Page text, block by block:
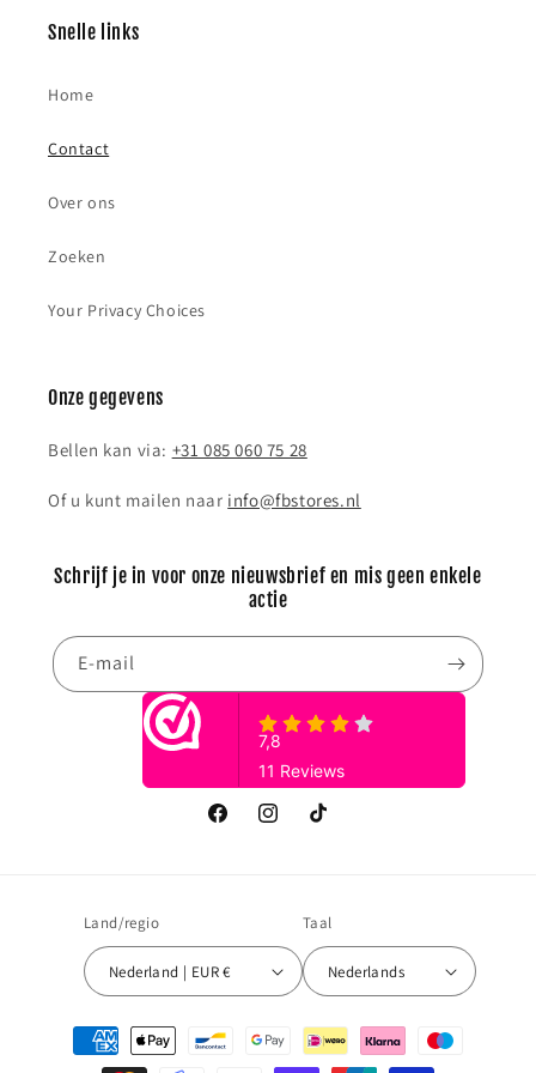
Snelle links
Home
Contact
Over ons
Zoeken
Your Privacy Choices
Onze gegevens
Bellen kan via: +31 085 060 75 28
Of u kunt mailen naar info@fbstores.nl
Schrijf je in voor onze nieuwsbrief en mis geen enkele
actie
E‑mail
FacebookInstagramTikTok
Land/regio
Nederland | EUR €
Taal
Nederlands
Betaalmethoden